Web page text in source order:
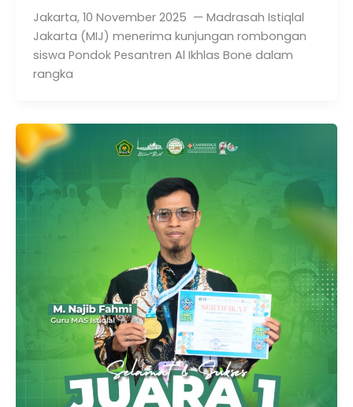
Jakarta, 10 November 2025 — Madrasah Istiqlal
Jakarta (MIJ) menerima kunjungan rombongan
siswa Pondok Pesantren Al Ikhlas Bone dalam
rangka